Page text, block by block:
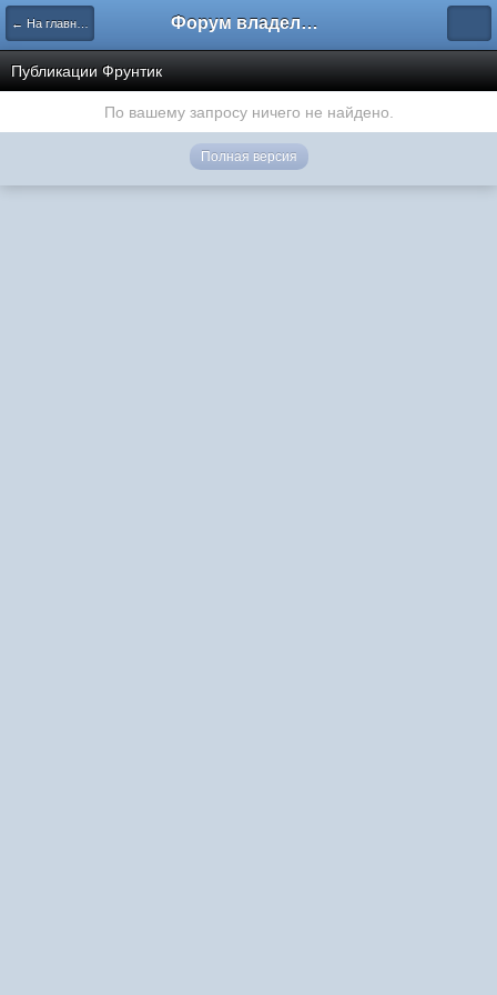
← На главную Форум владельцев интернет-магазинов
Публикации Фрунтик
По вашему запросу ничего не найдено.
Полная версия